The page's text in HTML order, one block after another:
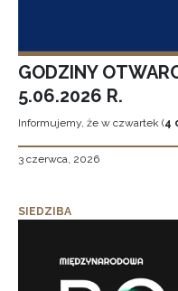
GODZINY
5.06.2026 R.
Informujemy, że w czwartek (4
3 czerwca, 2026
SIEDZIBA